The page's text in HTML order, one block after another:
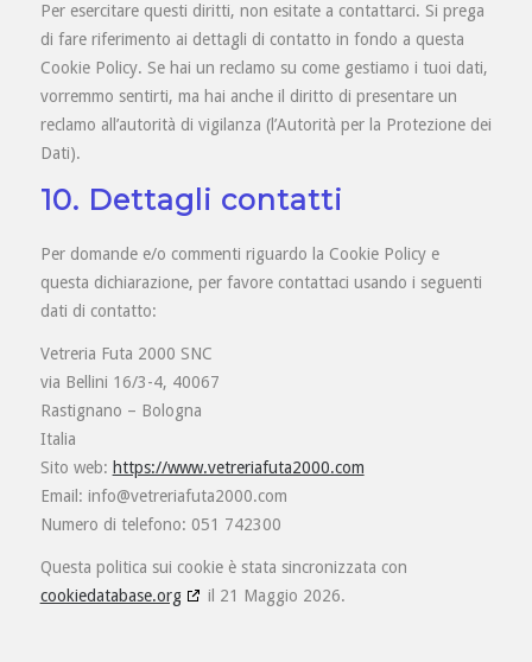
Per esercitare questi diritti, non esitate a contattarci. Si prega
di fare riferimento ai dettagli di contatto in fondo a questa
Cookie Policy. Se hai un reclamo su come gestiamo i tuoi dati,
vorremmo sentirti, ma hai anche il diritto di presentare un
reclamo all’autorità di vigilanza (l’Autorità per la Protezione dei
Dati).
10. Dettagli contatti
Per domande e/o commenti riguardo la Cookie Policy e
questa dichiarazione, per favore contattaci usando i seguenti
dati di contatto:
Vetreria Futa 2000 SNC
via Bellini 16/3-4, 40067
Rastignano – Bologna
Italia
Sito web: https://www.vetreriafuta2000.com
Email: info@vetreriafuta2000.com
Numero di telefono: 051 742300
Questa politica sui cookie è stata sincronizzata con
cookiedatabase.org
il 21 Maggio 2026.